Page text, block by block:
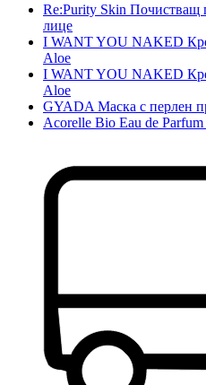
Re:Purity Skin Почистващ
лице
I WANT YOU NAKED
Aloe
I WANT YOU NAKED
Aloe
GYADA Маска с перлен
Acorelle Bio Eau de Parfum